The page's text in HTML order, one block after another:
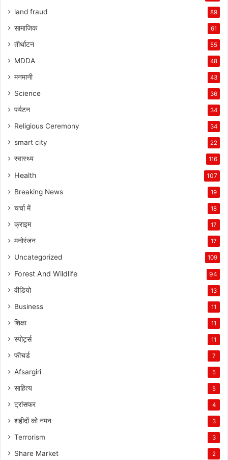
land fraud 89
सामाजिक 61
तीर्थाटन 55
MDDA 48
मनमानी 43
Science 36
पर्यटन 34
Religious Ceremony 34
smart city 22
स्वास्थ्य 116
Health 107
Breaking News 19
चर्चा में 18
क्राइम 17
मनोरंजन 17
Uncategorized 109
Forest And Wildlife 94
वीडियो 13
Business 11
शिक्षा 11
स्पोर्ट्स 11
फीचर्ड 7
Afsargiri 5
साहित्य 5
ट्रांसफर 4
शहीदों को नमन 3
Terrorism 3
Share Market 2